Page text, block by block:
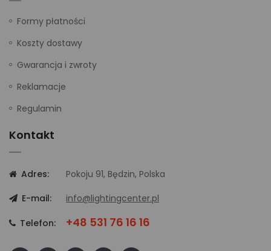
Formy płatności
Koszty dostawy
Gwarancja i zwroty
Reklamacje
Regulamin
Kontakt
Adres:
Pokoju 91, Będzin, Polska
E-mail:
info@lightingcenter.pl
Telefon: +48 531 76 16 16